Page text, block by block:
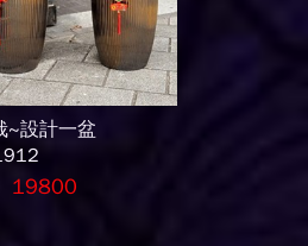
~設計一盆
19800